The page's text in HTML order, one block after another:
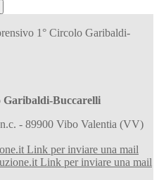
1° Circolo Garibaldi-
Garibaldi-Buccarelli
- 89900 Vibo Valentia (VV)
Link per inviare una mail
Link per inviare una mail